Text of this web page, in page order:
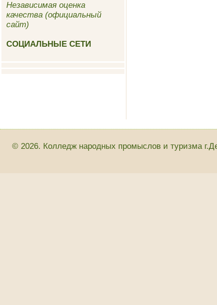
Независимая оценка
качества (официальный
сайт)
СОЦИАЛЬНЫЕ СЕТИ
© 2026. Колледж народных промыслов и туризма